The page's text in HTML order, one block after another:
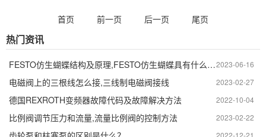
400,V30D-140 RDN-2-1-04/LVN,V30D-075
250等。
首页 前一页 后一页 尾页
热门资讯
2023-06-16
FESTO仿生蝴蝶结构及原理,FESTO仿生蝴蝶具有什么功能
2023-02-27
电磁阀上的三根线怎么接,三线制电磁阀接线
2022-10-04
德国REXROTH变频器故障代码及故障解决方法
2023-02-22
比例阀调节压力和流量,流量比例阀的控制方法
2022-12-21